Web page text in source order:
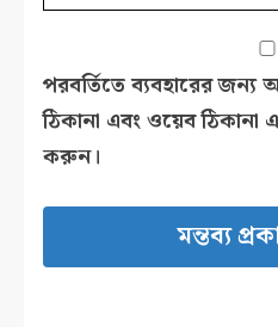
পরবর্তিতে ব্যবহারের
ঠিকানা এবং ওয়েব ঠিকানা
করুন।